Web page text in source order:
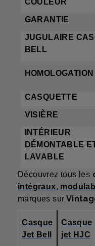
GARANTIE
JUGULAIRE
BELL
HOMOLOGATION
CASQUETTE
VISIÈRE
INTÉRIEUR
DÉMONTABLE
LAVABLE
Découvrez tous les
intégraux,
marques sur
Casque
Jet Bell
Casque
jet HJC